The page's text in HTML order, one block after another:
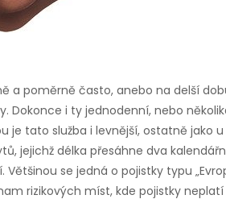
a poměrně často, anebo na delší
Dokonce i ty jednodenní, nebo
je tato služba i levnější, ostatně jako
jejichž délka přesáhne dva
se jedná o pojistky typu
rizikových míst, kde pojistky